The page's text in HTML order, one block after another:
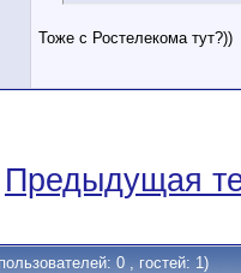
Тоже с Ростелекома тут?))
Предыдущая
0 , гостей: 1)